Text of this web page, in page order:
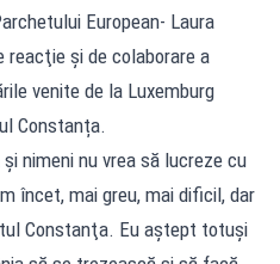
European- Laura
reacţie şi de colaborare a
venite de la Luxemburg
Constanța.
nimeni nu vrea să lucreze cu
încet, mai greu, mai dificil, dar
Constanţa. Eu aştept totuşi